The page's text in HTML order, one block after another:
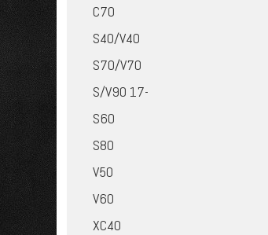
C70
S40/V40
S70/V70
S/V90 17-
S60
S80
V50
V60
XC40